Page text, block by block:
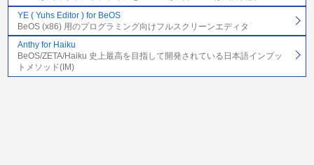
YE ( Yuhs Editor ) for BeOS
BeOS (x86) 用のプログラミング向けフルスクリーンエディタ
Anthy for Haiku
BeOS/ZETA/Haiku 史上最高を目指して開発されている日本語インプッ
トメソッド(IM)